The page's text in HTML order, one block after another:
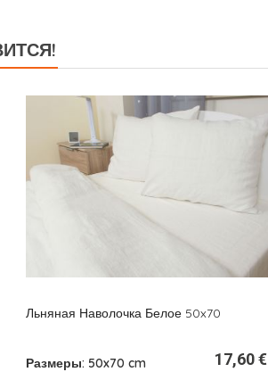
Льняная Наволочка Белое 50x70
Размеры: 50x70 cm 17,60 €